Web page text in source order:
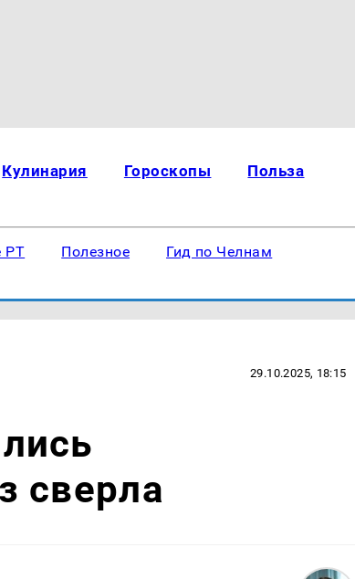
Кулинария Гороскопы Польза
РТ Полезное Гид по Челнам
29.10.2025, 18:15
сверла